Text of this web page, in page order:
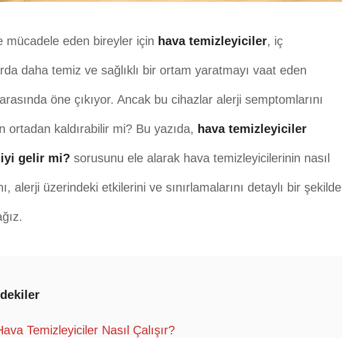
mücadele eden bireyler için hava temizleyiciler, iç
daha temiz ve sağlıklı bir ortam yaratmayı vaat eden
öne çıkıyor. Ancak bu cihazlar alerji semptomlarını
ortadan kaldırabilir mi? Bu yazıda, hava temizleyiciler
gelir mi? sorusunu ele alarak hava temizleyicilerinin nasıl
alerji üzerindeki etkilerini ve sınırlamalarını detaylı bir şekilde
Temizleyiciler Nasıl Çalışır?